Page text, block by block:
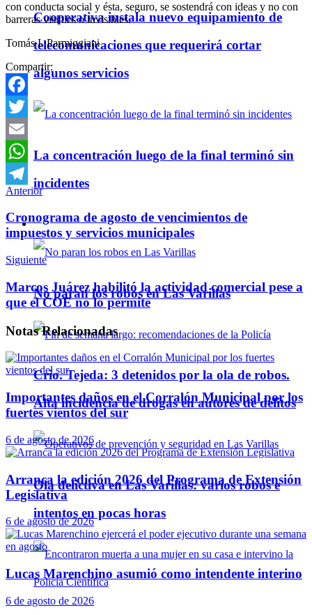
Cooperativa instala nuevo equipamiento de
telecomunicaciones que requerirá cortar
algunos servicios
La concentración luego de la final terminó sin
incidentes
Policiales
No paran los robos en Las Varillas
Crio. Tejeda: 3 detenidos por la ola de robos.
Alta incidencia de drogas en autores de delitos
Ola delictiva en Las Varillas: varios robos e
intentos en pocas horas
con conducta social y ésta, seguro, se sostendrá con ideas y no con
barreras visibles o invisibles.
Tomás I. Parmiggiani
Compartir:
Facebook
Twitter
Email
WhatsApp
Telegram
Anterior
Cronograma de agosto de vencimientos de
impuestos y servicios municipales
Siguiente
Marcos Juárez habilitó la actividad comercial pese a
que el COE no lo permite
NotasRelacionadas
Importantes daños en el Corralón Municipal por los
fuertes vientos del sur
6 de agosto de 2026
Arranca la edición 2026 del Programa de Extensión
Legislativa
6 de agosto de 2026
Lucas Marenchino asumió como intendente interino
6 de agosto de 2026